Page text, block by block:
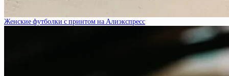
Женские футболки с принтом на Алиэкспресс